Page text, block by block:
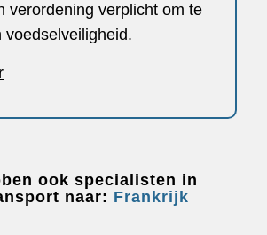
verordening verplicht om te
voedselveiligheid.
ook specialisten in
naar: Frankrijk